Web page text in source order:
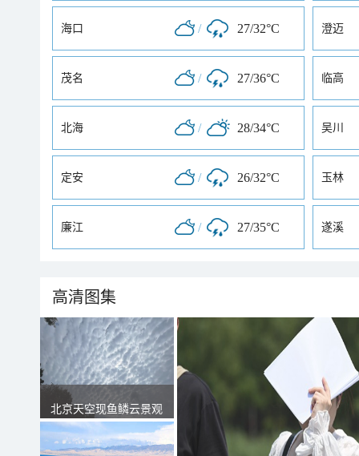
海口 / 27/32°C 澄迈
茂名 / 27/36°C 临高
北海 / 28/34°C 吴川
定安 / 26/32°C 玉林
廉江 / 27/35°C 遂溪
高清图集
北京天空现鱼鳞云景观